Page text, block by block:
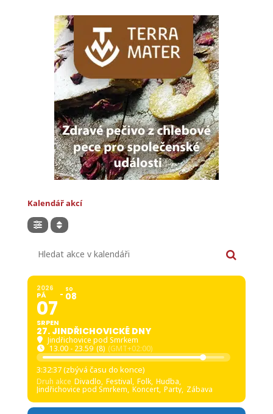
Kalendář akcí
2026
PÁ
07
SRPEN
SO
08
27. JINDŘICHOVICKÉ DNY
Jindřichovice pod Smrkem
13.00 - 23.59 (8) (GMT+02:00)
3:32:35 (zbývá času do konce)
Druh akce Divadlo, Festival, Folk, Hudba,
Jindřichovice pod Smrkem, Koncert, Party, Zábava